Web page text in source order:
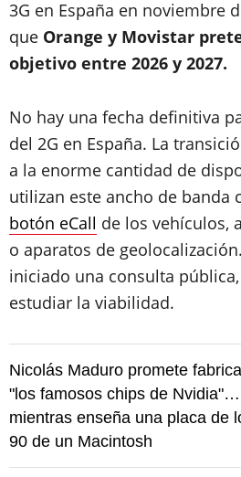
3G en España en noviembre
que Orange y Movistar
objetivo entre 2026 y 2027.
No hay una fecha definitiva
del 2G en España. La
a la enorme cantidad de
utilizan este ancho de banda
botón eCall de los vehículos,
o aparatos de
iniciado una consulta
estudiar la viabilidad.
Nicolás Maduro promete
"los famosos chips de Nvidia"…
mientras enseña una placa de
90 de un Macintosh